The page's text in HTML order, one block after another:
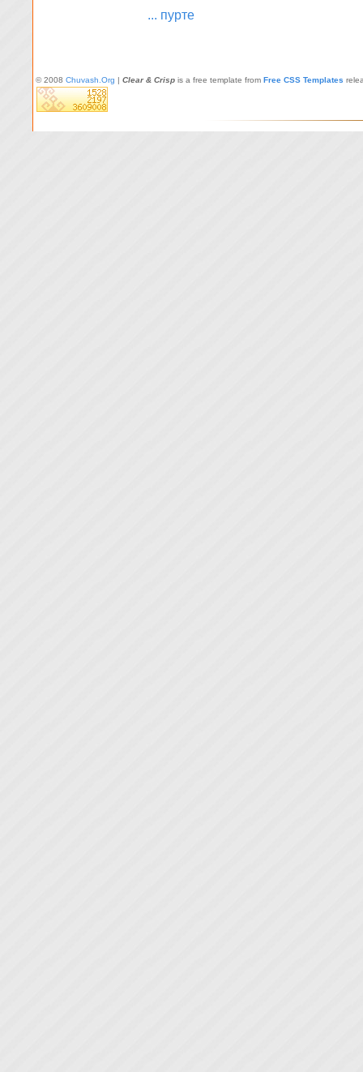
... пурте
© 2008 Chuvash.Org | Clear & Crisp is a free template from Free CSS Templates